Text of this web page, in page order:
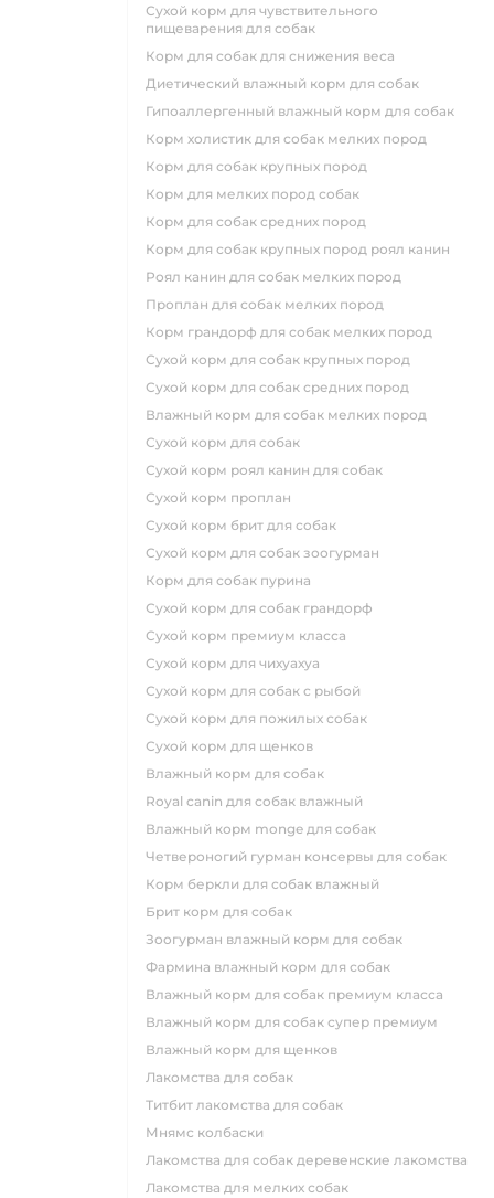
сухой корм для чувствительного
пищеварения для собак
корм для собак для снижения веса
диетический влажный корм для собак
гипоаллергенный влажный корм для собак
корм холистик для собак мелких пород
корм для собак крупных пород
корм для мелких пород собак
корм для собак средних пород
корм для собак крупных пород роял канин
роял канин для собак мелких пород
проплан для собак мелких пород
корм грандорф для собак мелких пород
сухой корм для собак крупных пород
сухой корм для собак средних пород
влажный корм для собак мелких пород
сухой корм для собак
сухой корм роял канин для собак
сухой корм проплан
сухой корм брит для собак
сухой корм для собак зоогурман
корм для собак пурина
сухой корм для собак грандорф
сухой корм премиум класса
сухой корм для чихуахуа
сухой корм для собак с рыбой
сухой корм для пожилых собак
сухой корм для щенков
влажный корм для собак
royal canin для собак влажный
влажный корм monge для собак
четвероногий гурман консервы для собак
корм беркли для собак влажный
брит корм для собак
зоогурман влажный корм для собак
фармина влажный корм для собак
влажный корм для собак премиум класса
влажный корм для собак супер премиум
влажный корм для щенков
лакомства для собак
титбит лакомства для собак
мнямс колбаски
лакомства для собак деревенские лакомства
лакомства для мелких собак